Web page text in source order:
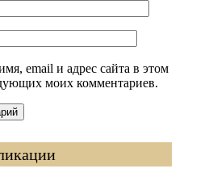
email и адрес сайта в этом
моих комментариев.